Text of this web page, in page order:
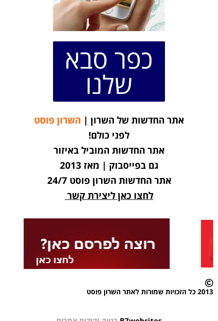
כפר סבא
שלנו
אתר החדשות של השרון | השרון פוסט
לפני כולם!
אתר החדשות המוביל באיזור
גם בפייסבוק | מאז 2013
אתר החדשות השרון פוסט 24/7
לחצו כאן ליצירת קשר
2013 כל הזכויות שמורות לאתר השרון פוסט